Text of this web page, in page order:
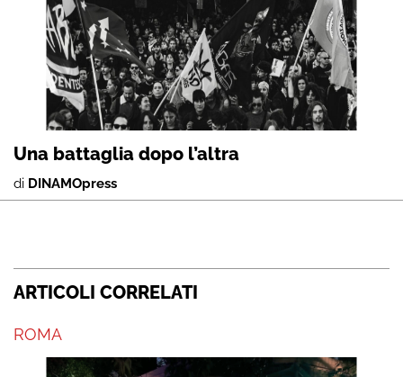
Una battaglia dopo l’altra
di DINAMOpress
ARTICOLI CORRELATI
ROMA